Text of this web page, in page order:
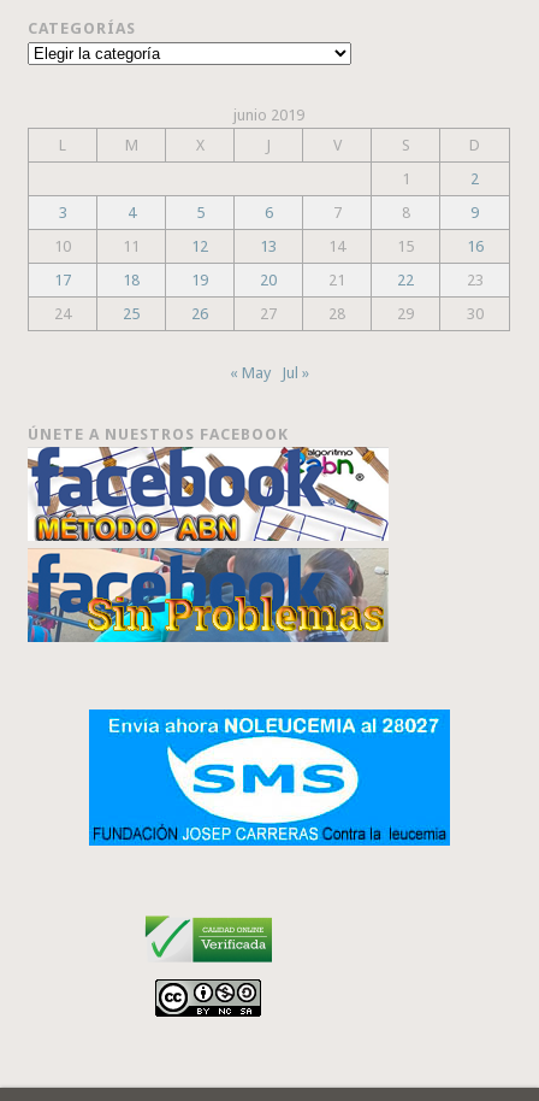
CATEGORÍAS
Categorías
junio 2019
L
M X J V S
D
1
2
3
4 5 6 7 8
9
10
11 12 13 14 15
16
17
18 19 20 21 22
23
24
25 26 27 28 29 30
« May Jul »
ÚNETE A NUESTROS FACEBOOK